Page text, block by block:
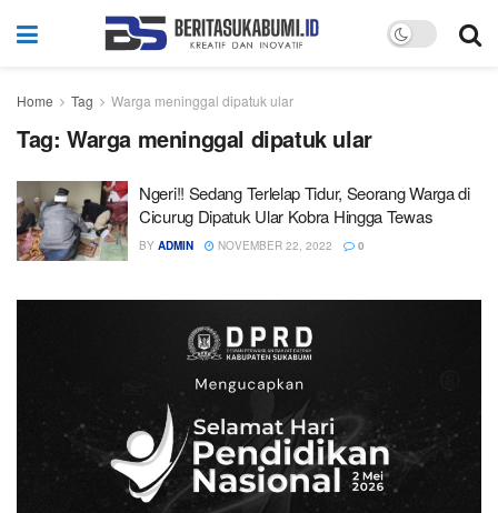
Home Tag Warga meninggal dipatuk ular
Tag: Warga meninggal dipatuk ular
Ngeri!! Sedang Terlelap Tidur, Seorang Warga di
Cicurug Dipatuk Ular Kobra Hingga Tewas
BY ADMIN NOVEMBER 22, 2022 0